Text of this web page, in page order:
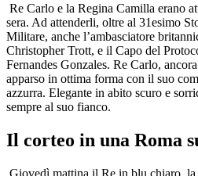
Re Carlo e la Regina Camilla erano
sera. Ad attenderli, oltre al 31esimo
Militare, anche l’ambasciatore
Christopher Trott, e il Capo del
Fernandes Gonzales. Re Carlo,
apparso in ottima forma con il suo
azzurra. Elegante in abito scuro e
sempre al suo fianco.
Il corteo in una Roma
Giovedì mattina il Re in blu chiaro,